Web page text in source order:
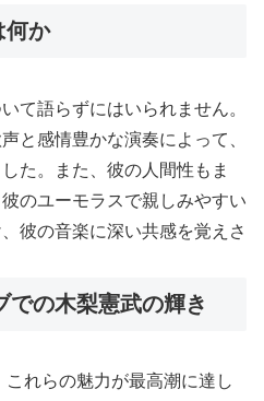
何か
て語らずにはいられません。
と感情豊かな演奏によって、
た。また、彼の人間性もま
のユーモラスで親しみやすい
彼の音楽に深い共感を覚えさ
での木梨憲武の輝き
れらの魅力が最高潮に達し